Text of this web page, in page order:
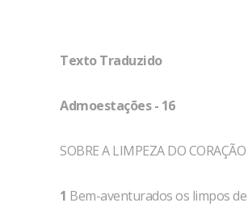
Texto Traduzido
Admoestações - 16
SOBRE A LIMPEZA DO CORAÇÃO
1 Bem-aventurados os limpos